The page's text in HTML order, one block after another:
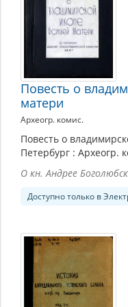
Повесть о
матери
Археогр. комис.
Повесть о
Петербург : Археогр.
О кн. Андрее
Доступно только в